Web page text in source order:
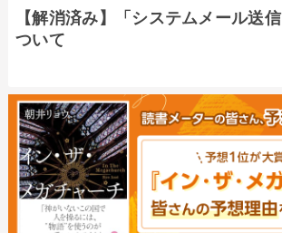
【解消済み】「システムメール送
ついて